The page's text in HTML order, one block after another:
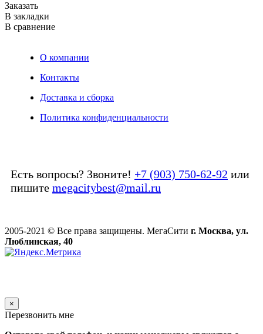
Заказать
В закладки
В сравнение
О компании
Контакты
Доставка и сборка
Политика конфиденциальности
Есть вопросы? Звоните! +7 (903) 750-62-92 или
пишите megacitybest@mail.ru
2005-2021 © Все права защищены. МегаСити г. Москва, ул.
Люблинская, 40
×
Перезвонить мне